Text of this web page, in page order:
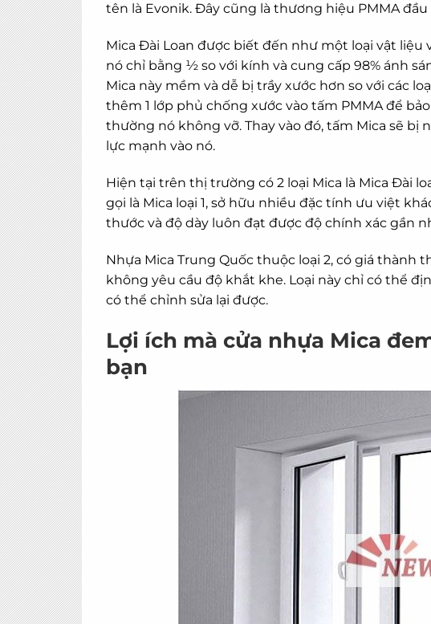
tên là Evonik. Đây cũng là thương hiệu PMMA
Mica Đài Loan được biết đến như một loại vật liệu
nó chỉ bằng ½ so với kính và cung cấp 98% ánh
Mica này mềm và dễ bị trầy xước hơn so với các
thêm 1 lớp phủ chống xước vào tấm PMMA để
thường nó không vỡ. Thay vào đó, tấm Mica sẽ
lực mạnh vào nó.
Hiện tại trên thị trường có 2 loại Mica là Mica Đài
gọi là Mica loại 1, sở hữu nhiều đặc tính ưu việt
thước và độ dày luôn đạt được độ chính xác gần
Nhựa Mica Trung Quốc thuộc loại 2, có giá thành
không yêu cầu độ khắt khe. Loại này chỉ có thể
có thể chỉnh sửa lại được.
Lợi ích mà cửa nhựa Mica
bạn